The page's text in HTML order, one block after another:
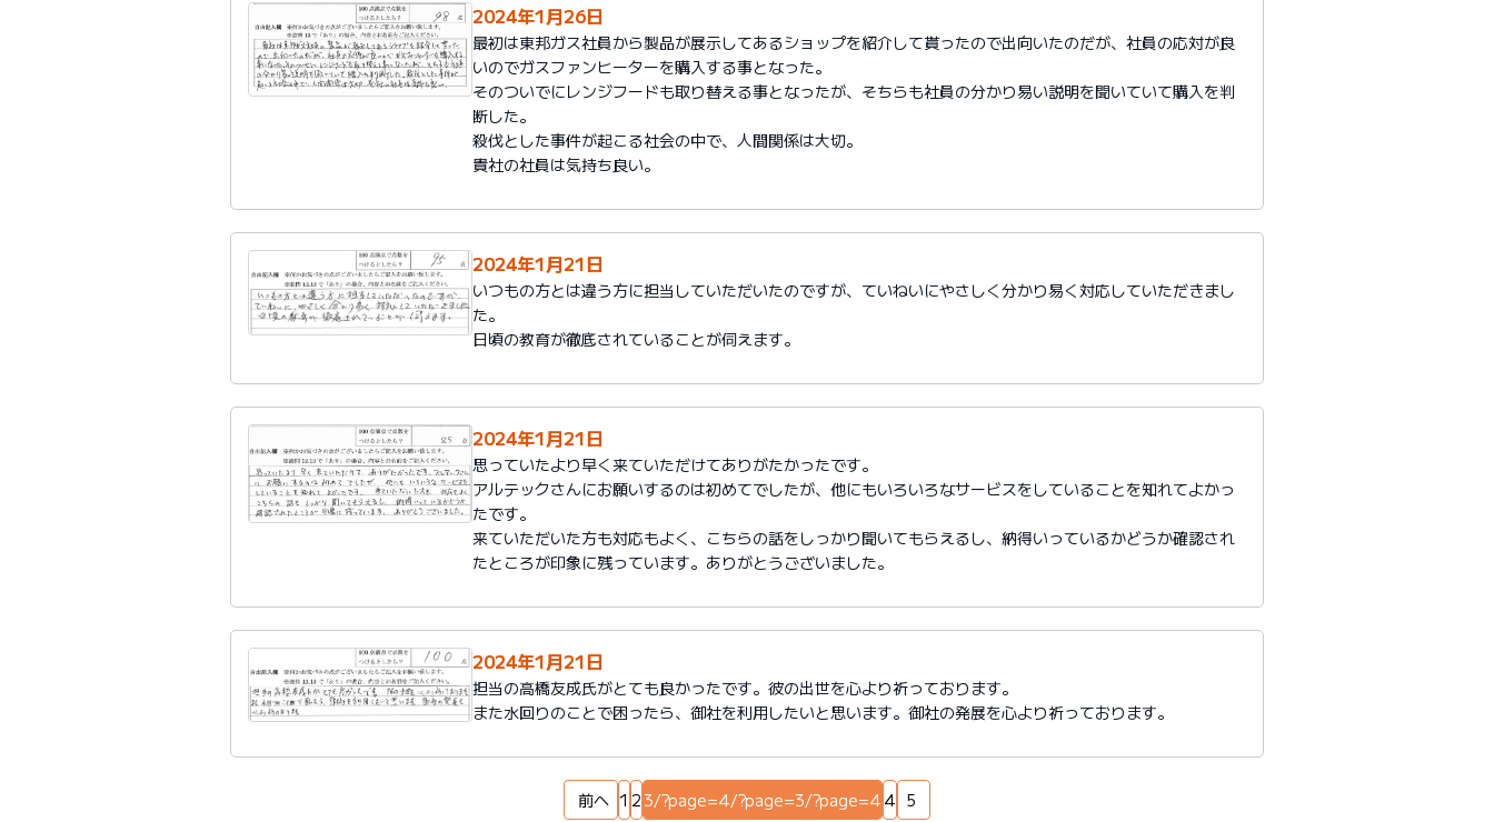
2024年1月26日
最初は東邦ガス社員から製品が展示してあるショップを紹介して貰ったので出向いたのだが、社員の応対が良
いのでガスファンヒーターを購入する事となった。
そのついでにレンジフードも取り替える事となったが、そちらも社員の分かり易い説明を聞いていて購入を判
断した。
殺伐とした事件が起こる社会の中で、人間関係は大切。
貴社の社員は気持ち良い。
2024年1月21日
いつもの方とは違う方に担当していただいたのですが、ていねいにやさしく分かり易く対応していただきまし
た。
日頃の教育が徹底されていることが伺えます。
2024年1月21日
思っていたより早く来ていただけてありがたかったです。
アルテックさんにお願いするのは初めてでしたが、他にもいろいろなサービスをしていることを知れてよかっ
たです。
来ていただいた方も対応もよく、こちらの話をしっかり聞いてもらえるし、納得いっているかどうか確認され
たところが印象に残っています。ありがとうございました。
2024年1月21日
担当の高橋友成氏がとても良かったです。彼の出世を心より祈っております。
また水回りのことで困ったら、御社を利用したいと思います。御社の発展を心より祈っております。
前へ 1 2 3/?page=4/?page=3/?page=4 4 5